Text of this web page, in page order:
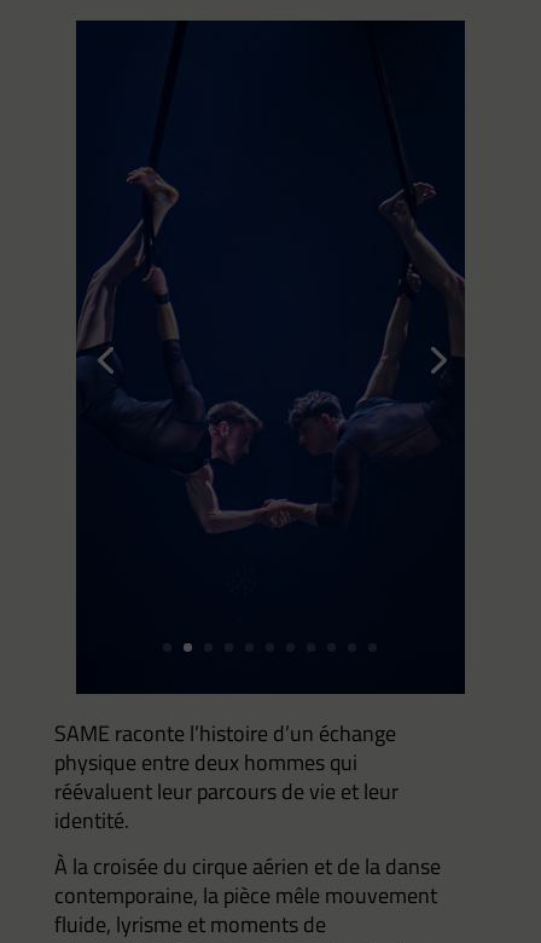
SAME raconte l’histoire d’un échange
physique entre deux hommes qui
réévaluentleur parcours de vie et leur
identité.
À la croisée du cirque aérien et de la danse
contemporaine, la pièce mêle mouvement
fluide, lyrisme et moments de